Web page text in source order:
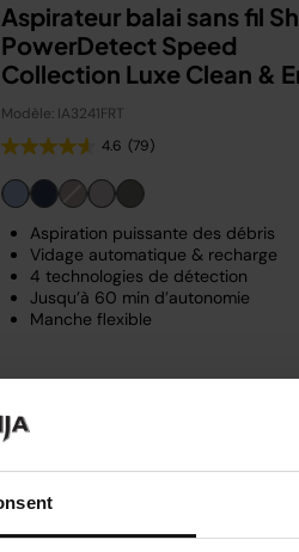
Aspirateur balai sans fil
PowerDetect Speed
Collection Luxe Clean &
Modèle: IA3241FRT
4.6 (79)
Aspiration puissante des débris
Vidage automatique & recharge
4 technologies de détection
Jusqu’à 60 min d’autonomie
Manche flexible
399,99 €